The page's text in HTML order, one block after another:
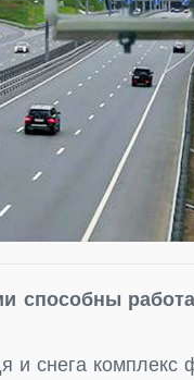
способны
и снега